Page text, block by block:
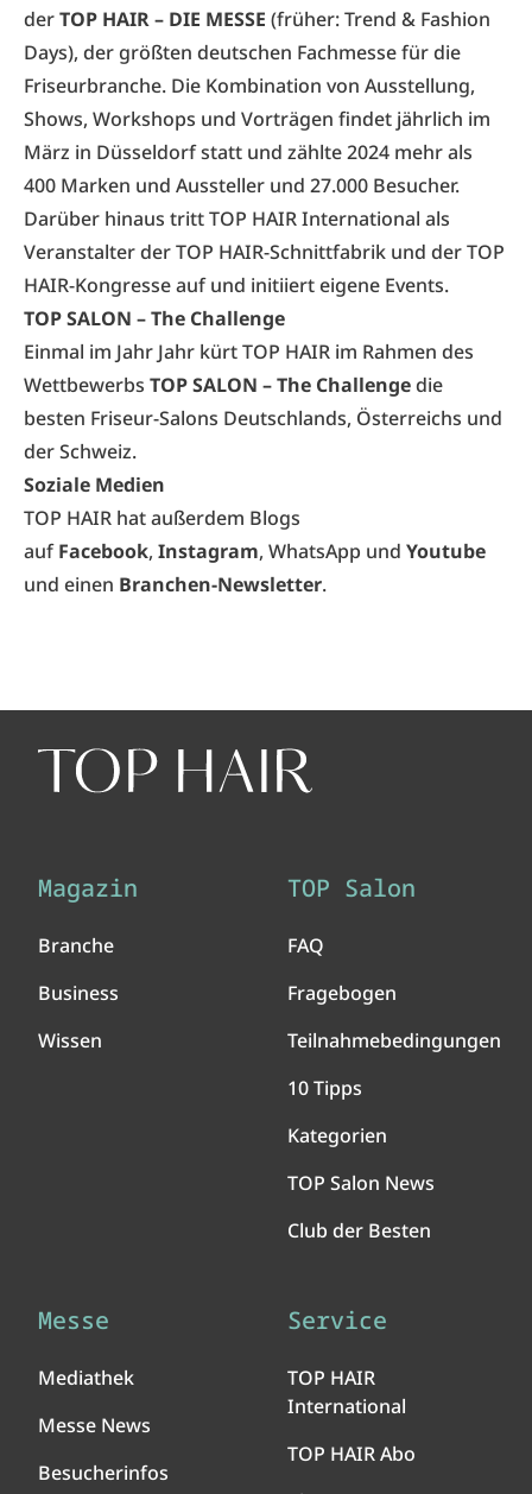
derTOP HAIR – DIE MESSE (früher: Trend & Fashion
Days), der größten deutschen Fachmesse für die
Friseurbranche. Die Kombination von Ausstellung,
Shows, Workshops und Vorträgen findet jährlich im
März in Düsseldorf statt und zählte 2024 mehr als
400 Marken und Aussteller und 27.000 Besucher.
Darüber hinaus tritt TOP HAIR International als
Veranstalter der TOP HAIR-Schnittfabrik und der TOP
HAIR-Kongresse auf und initiiert eigene Events.
TOP SALON – The Challenge
Einmal im Jahr Jahr kürt TOP HAIR im Rahmen des
Wettbewerbs TOP SALON – The Challengedie
besten Friseur-Salons Deutschlands, Österreichs und
der Schweiz.
Soziale Medien
TOP HAIR hat außerdem Blogs
aufFacebook, Instagram, WhatsApp und Youtube
und einen Branchen-Newsletter.
Magazin
Branche
Business
Wissen
TOP Salon
FAQ
Fragebogen
Teilnahmebedingungen
10 Tipps
Kategorien
TOP Salon News
Club der Besten
Messe
Mediathek
Messe News
Besucherinfos
Service
TOP HAIR
International
TOP HAIR Abo